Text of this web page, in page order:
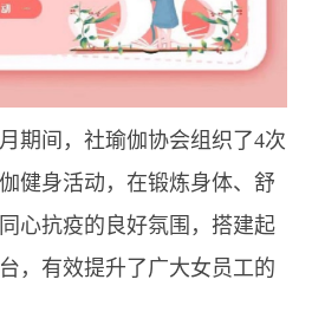
间，社瑜伽协会组织了4次
健身活动，在锻炼身体、舒
心抗疫的良好氛围，搭建起
，有效提升了广大女员工的